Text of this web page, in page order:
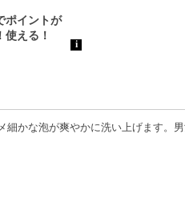
細かな泡が爽やかに洗い上げます。